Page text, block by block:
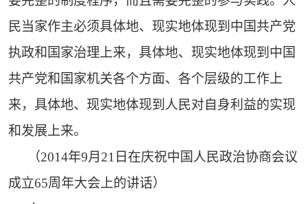
民当家作主必须具体地、现实地体现到中国共产党
执政和国家治理上来，具体地、现实地体现到中国
共产党和国家机关各个方面、各个层级的工作上
来，具体地、现实地体现到人民对自身利益的实现
和发展上来。
（2014年9月21日在庆祝中国人民政治协商会议
成立65周年大会上的讲话）